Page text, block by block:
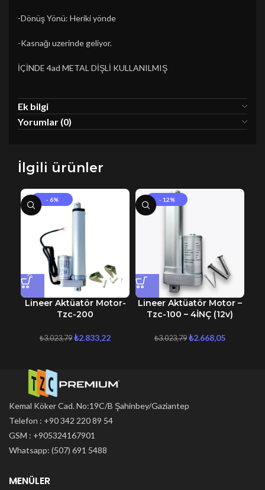
-Dönüş Yönü: Heriki yönde
-Kasnağı uzerinde geliyor.
İÇİNDE 4ad METAL DİŞLİ KULLANILMIŞ
Ek bilgi
Yorumlar (0)
İlgili ürünler
- 6%
Lineer Aktüatör Motor-
Tzc-200
₺3.023,79 ₺2.833,22
- 12%
Lineer Aktüatör Motor –
Tzc-100 – 4İNÇ (12v)
₺3.023,79 ₺2.668,05
Kemal Köker Cad. No:19C/B Şahinbey/Gaziantep
Telefon : +90 342 220 89 54
GSM : +905324167901
Whatsapp: (507) 691 5488
MENÜLER